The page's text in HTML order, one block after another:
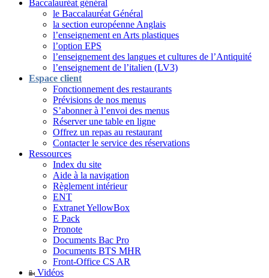
Baccalauréat général
le Baccalauréat Général
la section européenne Anglais
l’enseignement en Arts plastiques
l’option EPS
l’enseignement des langues et cultures de l’Antiquité
l’enseignement de l’italien (LV3)
Espace client
Fonctionnement des restaurants
Prévisions de nos menus
S’abonner à l’envoi des menus
Réserver une table en ligne
Offrez un repas au restaurant
Contacter le service des réservations
Ressources
Index du site
Aide à la navigation
Règlement intérieur
ENT
Extranet YellowBox
E Pack
Pronote
Documents Bac Pro
Documents BTS MHR
Front-Office CS AR
Vidéos